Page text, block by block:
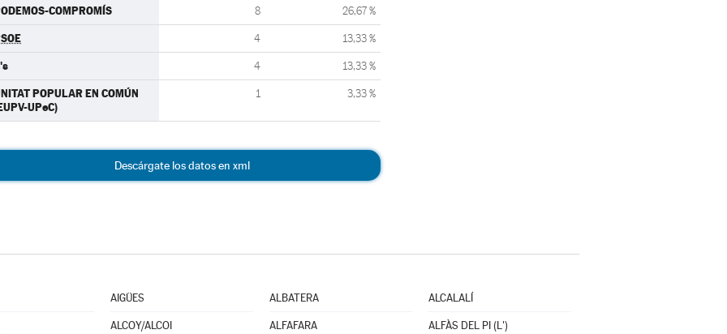
COMPROMÍS 8 26,67 %
4 13,33 %
4 13,33 %
POPULAR EN COMÚN
UPeC)
1 3,33 %
Descárgate los datos en xml
AIGÜES ALBATERA ALCALALÍ
ALCOY/ALCOI ALFAFARA ALFÀS DEL PI (L')